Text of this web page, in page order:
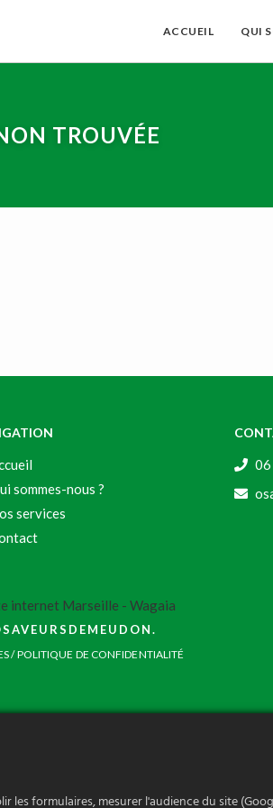
ACCUEIL QUI
TROUVÉE
sommes-nous ?
services
06
/POLITIQUE DE CONFIDENTIALITÉ
formulaires, mesurer l'audience du site